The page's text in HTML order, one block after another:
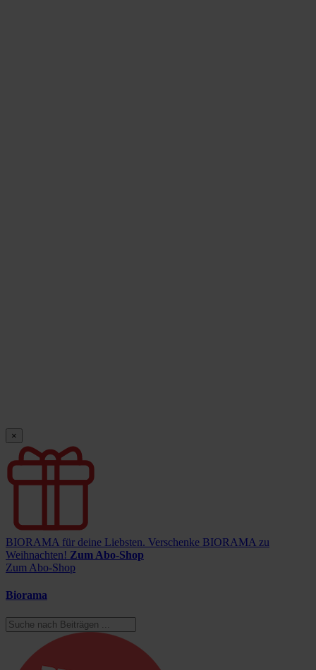
×
BIORAMA für deine Liebsten. Verschenke BIORAMA zu
Weihnachten! Zum Abo-Shop
Zum Abo-Shop
Biorama